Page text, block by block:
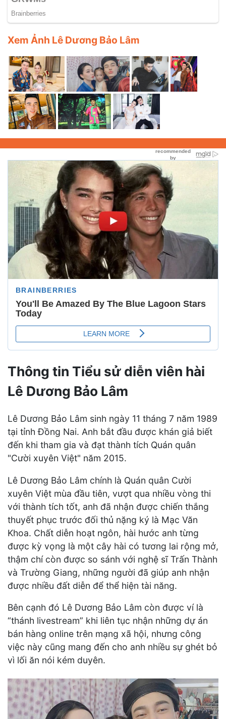
Xem Ảnh Lê Dương Bảo Lâm
Thông tin Tiểu sử diễn viên hài
Lê Dương Bảo Lâm
Lê Dương Bảo Lâm sinh ngày 11 tháng 7 năm 1989
tại tỉnh Đồng Nai. Anh bắt đầu được khán giả biết
đến khi tham gia và đạt thành tích Quán quân
"Cười xuyên Việt" năm 2015.
Lê Dương Bảo Lâm chính là Quán quân Cười
xuyên Việt mùa đầu tiên, vượt qua nhiều vòng thi
với thành tích tốt, anh đã nhận được chiến thắng
thuyết phục trước đối thủ nặng ký là Mạc Văn
Khoa. Chất diễn hoạt ngôn, hài hước anh từng
được kỳ vọng là một cây hài có tương lai rộng mở,
thậm chí còn được so sánh với nghệ sĩ Trấn Thành
và Trường Giang, những người đã giúp anh nhận
được nhiều đất diễn để thể hiện tài năng.
Bên cạnh đó Lê Dương Bảo Lâm còn được ví là
“thánh livestream” khi liên tục nhận những dự án
bán hàng online trên mạng xã hội, nhưng công
việc này cũng mang đến cho anh nhiều sự ghét bỏ
vì lối ăn nói kém duyên.